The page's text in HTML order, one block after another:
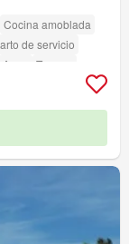
Cocina amoblada
de servicio
Agua
Terraza
Sauna
tenis